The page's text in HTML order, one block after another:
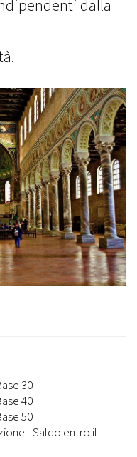
dalla
30
40
50
- Saldo entro il